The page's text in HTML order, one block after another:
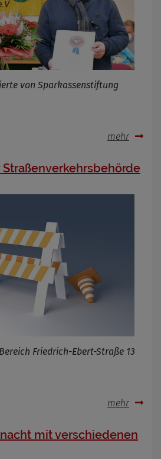
von Sparkassenstiftung
mehr
Friedrich-Ebert-Straße 13
mehr
mit verschiedenen